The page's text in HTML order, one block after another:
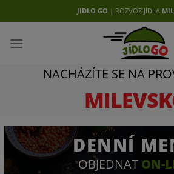
na
obsah
JIDLO GO | ROZVOZ JÍDLA
NACHÁZÍTE SE NA
DENNÍ
OBJEDNAT ON-